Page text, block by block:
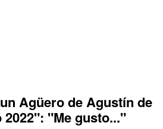
Agüero de Agustín de
"Me gusto..."